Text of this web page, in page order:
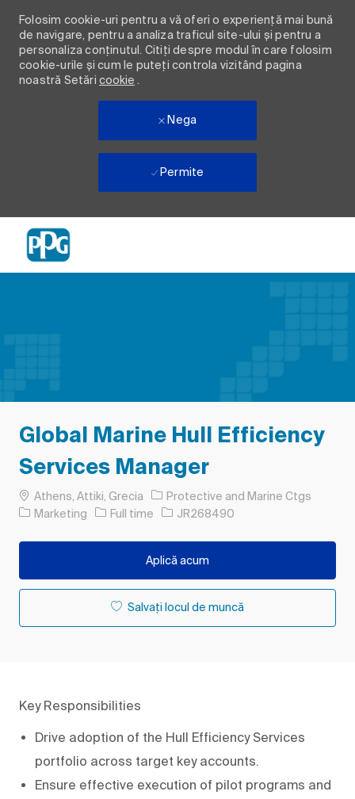
Folosim cookie-uri pentru a vă oferi o experiență mai bună
de navigare, pentru a analiza traficul site-ului și pentru a
personaliza conținutul. Citiți despre modul în care folosim
cookie-urile și cum le puteți controla vizitând pagina
noastră Setări cookie .
Nega
Permite
Global Marine Hull Efficiency
Services Manager
LocAthens, Attiki, Grecia
Protective and Marine Ctgs
Categorie
Marketing Tipul postului
Full time Job Id
JR268490
Aplică acum
Salvați locul de muncă
Key Responsibilities
Drive adoption of the Hull Efficiency Services
portfolio across target key accounts.
Ensure effective execution of pilot programs and